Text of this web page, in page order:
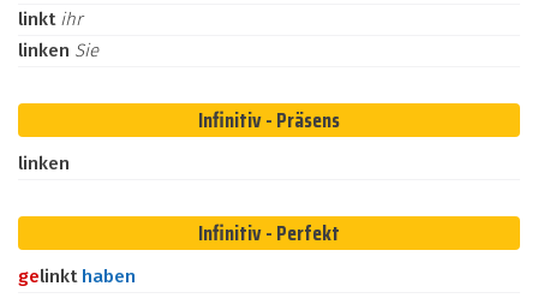
linkt ihr
linken Sie
Infinitiv - Präsens
linken
Infinitiv - Perfekt
gelinkt haben